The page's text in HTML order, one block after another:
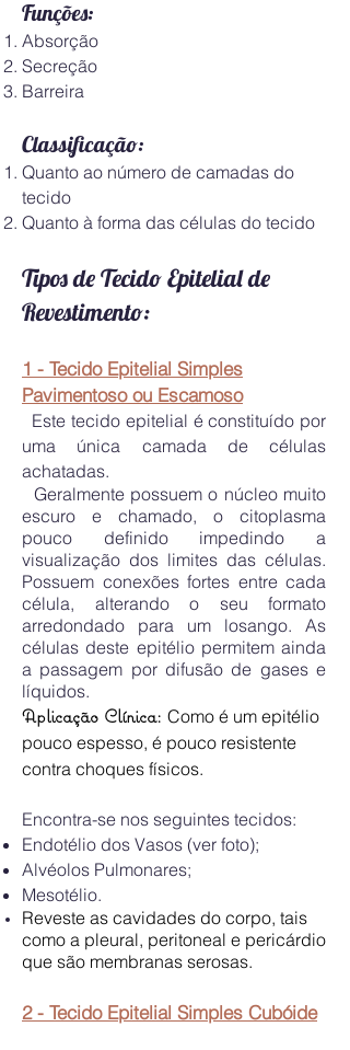
Funções:
Absorção
Secreção
Barreira
Classificação:
Quanto ao número de camadas do
tecido
Quanto à forma das células do tecido
Tipos de Tecido Epitelial de
Revestimento:
1 - Tecido Epitelial Simples
Pavimentoso ou Escamoso
Este tecido epitelial é constituído por
uma única camada de células
achatadas.
Geralmente possuem o núcleo muito
escuro e chamado, o citoplasma
pouco definido impedindo a
visualização dos limites das células.
Possuem conexões fortes entre cada
célula, alterando o seu formato
arredondado para um losango. As
células deste epitélio permitem ainda
a passagem por difusão de gases e
líquidos.
Aplicação Clínica: Como é um epitélio
pouco espesso, é pouco resistente
contra choques físicos.
Encontra-se nos seguintes tecidos:
Endotélio dos Vasos (ver foto);
Alvéolos Pulmonares;
Mesotélio.
Reveste as cavidades do corpo, tais
como a pleural, peritoneal e pericárdio
que são membranas serosas.
2 - Tecido Epitelial Simples Cubóide